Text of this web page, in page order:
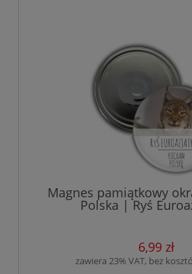
Magnes pamiątkowy
Polska | Ryś
6,99 zł
zawiera 23% VAT, bez